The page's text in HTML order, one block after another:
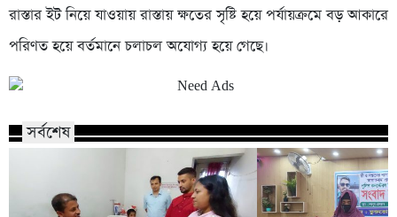
রাস্তার ইট নিয়ে যাওয়ায় রাস্তায় ক্ষতের সৃষ্টি হয়ে পর্যায়ক্রমে বড় আকারে
পরিণত হয়ে বর্তমানে চলাচল অযোগ্য হয়ে গেছে।
সর্বশেষ